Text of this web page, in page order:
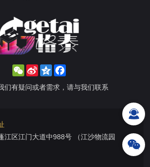
WeChat
Sina
Weibo
Qzone
们有疑问或者需求，请与我们联系
江区江门大道中988号 （江沙物流园